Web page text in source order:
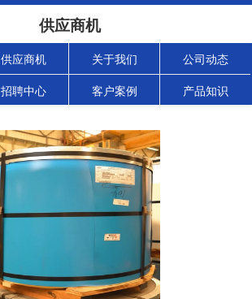
供应商机
供应商机 关于我们 公司动态
招聘中心 客户案例 产品知识